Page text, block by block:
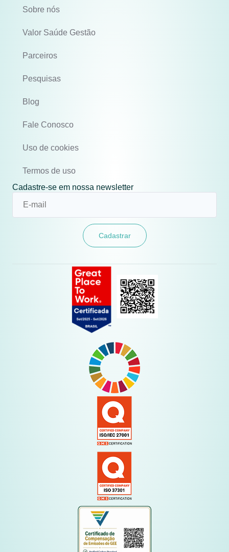
Sobre nós
Valor Saúde Gestão
Parceiros
Pesquisas
Blog
Fale Conosco
Uso de cookies
Termos de uso
Cadastre-se em nossa newsletter
Cadastrar